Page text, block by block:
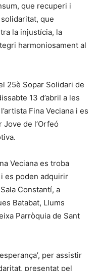
que recuperi i
que
la injustícia, la
harmoniosament al
25è Sopar Solidari de
13 d’abril a les
Fina Veciana i es
de l’Orfeó
Veciana es troba
i es poden adquirir
Constantí, a
Batabat, Llums
Parròquia de Sant
per assistir
presentat pel